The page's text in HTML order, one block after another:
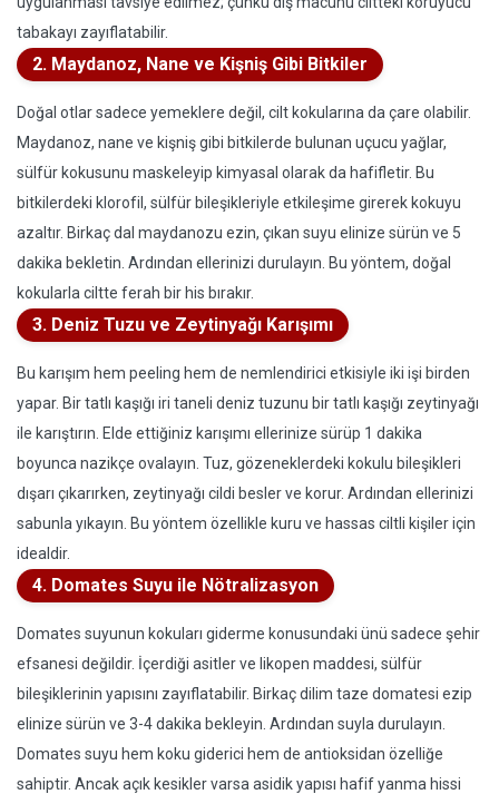
tabakayı zayıflatabilir.
2. Maydanoz, Nane ve Kişniş Gibi Bitkiler
Doğal otlar sadece yemeklere değil, cilt kokularına da çare olabilir.
Maydanoz, nane ve kişniş gibi bitkilerde bulunan uçucu yağlar,
sülfür kokusunu maskeleyip kimyasal olarak da hafifletir. Bu
bitkilerdeki klorofil, sülfür bileşikleriyle etkileşime girerek kokuyu
azaltır. Birkaç dal maydanozu ezin, çıkan suyu elinize sürün ve 5
dakika bekletin. Ardından ellerinizi durulayın. Bu yöntem, doğal
kokularla ciltte ferah bir his bırakır.
3. Deniz Tuzu ve Zeytinyağı Karışımı
Bu karışım hem peeling hem de nemlendirici etkisiyle iki işi birden
yapar. Bir tatlı kaşığı iri taneli deniz tuzunu bir tatlı kaşığı zeytinyağı
ile karıştırın. Elde ettiğiniz karışımı ellerinize sürüp 1 dakika
boyunca nazikçe ovalayın. Tuz, gözeneklerdeki kokulu bileşikleri
dışarı çıkarırken, zeytinyağı cildi besler ve korur. Ardından ellerinizi
sabunla yıkayın. Bu yöntem özellikle kuru ve hassas ciltli kişiler için
idealdir.
4. Domates Suyu ile Nötralizasyon
Domates suyunun kokuları giderme konusundaki ünü sadece şehir
efsanesi değildir. İçerdiği asitler ve likopen maddesi, sülfür
bileşiklerinin yapısını zayıflatabilir. Birkaç dilim taze domatesi ezip
elinize sürün ve 3-4 dakika bekleyin. Ardından suyla durulayın.
Domates suyu hem koku giderici hem de antioksidan özelliğe
sahiptir. Ancak açık kesikler varsa asidik yapısı hafif yanma hissi